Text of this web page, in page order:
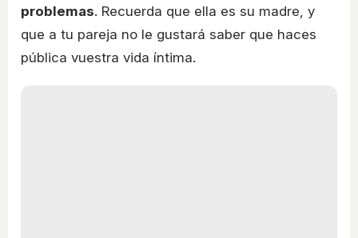
problemas. Recuerda que ella es su madre, y
que a tu pareja no le gustará saber que haces
pública vuestra vida íntima.